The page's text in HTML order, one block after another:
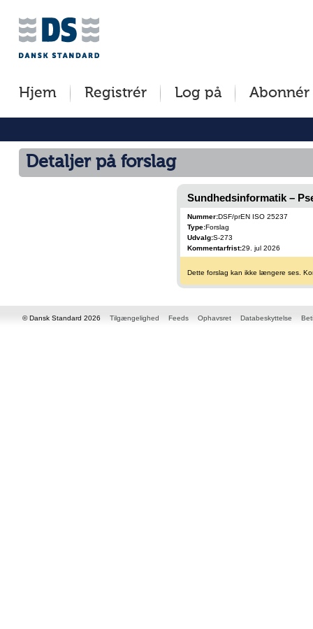
Jump
[s]Hjem Registrér Log på Abonnér
Detaljer på forslag
Sundhedsinformatik –
Nummer:DSF/prEN ISO 25237
Type:Forslag
Udvalg:S-273
Kommentarfrist:29. jul 2026
Dette forslag kan ikke længere ses.
© Dansk Standard 2026 Tilgængelighed Feeds Ophavsret Databeskyttelse